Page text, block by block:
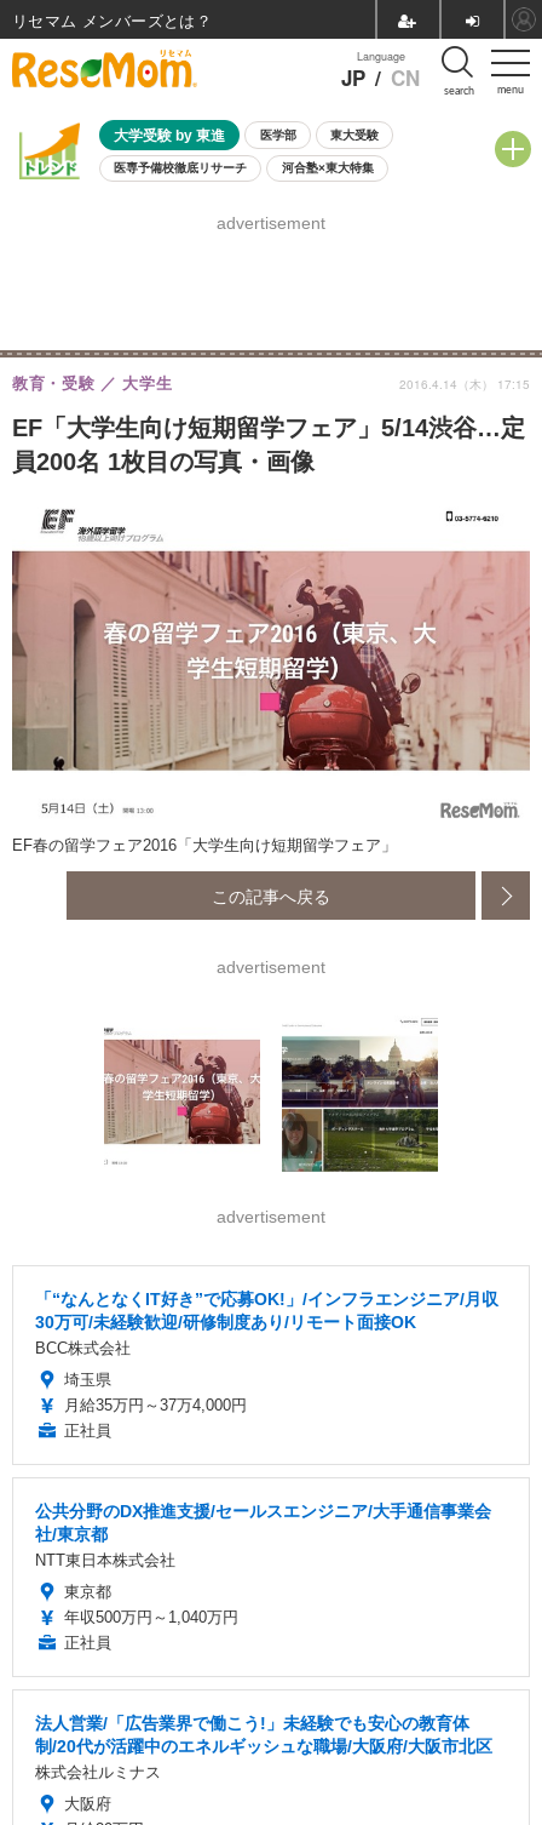
menu
Language
JP / CN search
大学受験 by 東進 医学部 東大受験
医専予備校徹底リサーチ 河合塾×東大特集
8月開催学校説明会・相談会
advertisement
EF「大学生向け短期留学フェア」5/14渋谷…定
員200名 1枚目の写真・画像
教育・受験 大学生 2016.4.14（木） 17:15
EF春の留学フェア2016「大学生向け短期留学フェア」
この記事へ戻る
advertisement
advertisement
「“なんとなくIT好き”で応募OK!」/インフラエンジニア/月収
30万可/未経験歓迎/研修制度あり/リモート面接OK
BCC株式会社
埼玉県
月給35万円～37万4,000円
正社員
公共分野のDX推進支援/セールスエンジニア/大手通信事業会
社/東京都
NTT東日本株式会社
東京都
年収500万円～1,040万円
正社員
法人営業/「広告業界で働こう!」未経験でも安心の教育体
制/20代が活躍中のエネルギッシュな職場/大阪府/大阪市北区
株式会社ルミナス
大阪府
リセマム メンバーズ